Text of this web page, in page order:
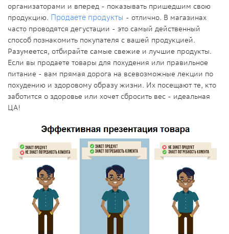
организаторами и вперед - показывать пришедшим свою
продукцию. Продаете продукты - отлично. В магазинах
часто проводятся дегустации - это самый действенный
способ познакомить покупателя с вашей продукцией.
Разумеется, отбирайте самые свежие и лучшие продукты.
Если вы продаете товары для похудения или правильное
питание - вам прямая дорога на всевозможные лекции по
похудению и здоровому образу жизни. Их посещают те, кто
заботится о здоровье или хочет сбросить вес - идеальная
ЦА!